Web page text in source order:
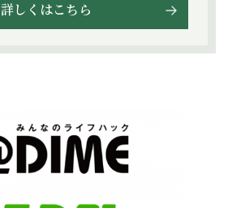
詳しくはこちら